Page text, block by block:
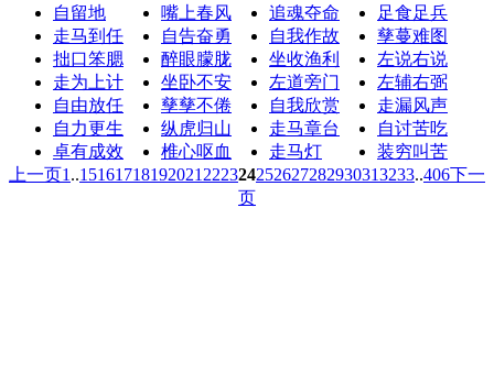
自留地
嘴上春风 追魂夺命
足食足兵
走马到任
自告奋勇 自我作故
孳蔓难图
拙口笨腮
醉眼朦胧 坐收渔利
左说右说
走为上计
坐卧不安 左道旁门
左辅右弼
自由放任
孳孳不倦 自我欣赏
走漏风声
自力更生
纵虎归山 走马章台
自讨苦吃
卓有成效
椎心呕血 走马灯
装穷叫苦
上一页1 ..15161718192021 222324252627282930313233..406下一
页